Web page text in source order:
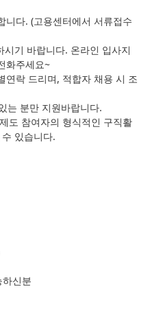
다. (고용센터에서 서류접수
기 바랍니다. 온라인 입사지
화주세요~
락 드리며, 적합자 채용 시 조
는 분만 지원바랍니다.
도 참여자의 형식적인 구직활
있습니다.
신분